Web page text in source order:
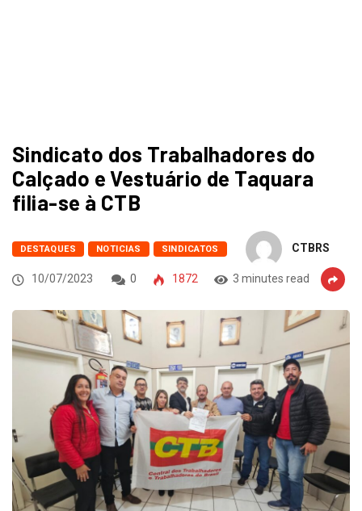
Sindicato dos Trabalhadores do
Calçado e Vestuário de Taquara
filia-se à CTB
DESTAQUES NOTICIAS SINDICATOS CTBRS
10/07/2023 0 1872 3 minutes read